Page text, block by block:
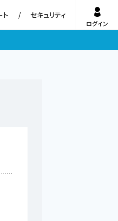
ト セキュリティ
ログイン